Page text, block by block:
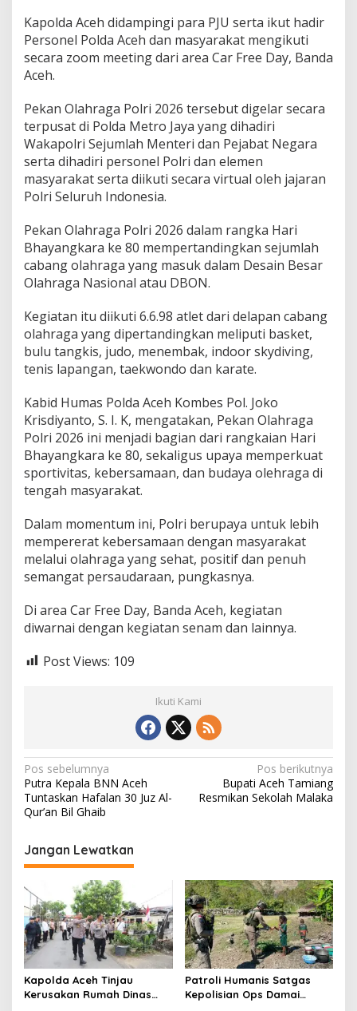
u
k
a
e
k
a
n
O
l
a
a
g
a
P
l
r
i
D
a
a
m
R
a
n
g
k
a
r
i
B
h
y
a
n
a
k
e
8
Kapolda Aceh didampingi para PJU serta ikut hadir
Personel Polda Aceh dan masyarakat mengikuti
secara zoom meeting dari area Car Free Day, Banda
Aceh.
Pekan Olahraga Polri 2026 tersebut digelar secara
terpusat di Polda Metro Jaya yang dihadiri
Wakapolri Sejumlah Menteri dan Pejabat Negara
serta dihadiri personel Polri dan elemen
masyarakat serta diikuti secara virtual oleh jajaran
Polri Seluruh Indonesia.
Pekan Olahraga Polri 2026 dalam rangka Hari
Bhayangkara ke 80 mempertandingkan sejumlah
cabang olahraga yang masuk dalam Desain Besar
Olahraga Nasional atau DBON.
Kegiatan itu diikuti 6.6.98 atlet dari delapan cabang
olahraga yang dipertandingkan meliputi basket,
bulu tangkis, judo, menembak, indoor skydiving,
tenis lapangan, taekwondo dan karate.
Kabid Humas Polda Aceh Kombes Pol. Joko
Krisdiyanto, S. I. K, mengatakan, Pekan Olahraga
Polri 2026 ini menjadi bagian dari rangkaian Hari
Bhayangkara ke 80, sekaligus upaya memperkuat
sportivitas, kebersamaan, dan budaya olehraga di
tengah masyarakat.
Dalam momentum ini, Polri berupaya untuk lebih
mempererat kebersamaan dengan masyarakat
melalui olahraga yang sehat, positif dan penuh
semangat persaudaraan, pungkasnya.
Di area Car Free Day, Banda Aceh, kegiatan
diwarnai dengan kegiatan senam dan lainnya.
Post Views: 109
Ikuti Kami
N
a
v
i
g
a
s
i
p
o
s
Pos sebelumnya
Putra Kepala BNN Aceh
Tuntaskan Hafalan 30 Juz Al-
Qur’an Bil Ghaib
Pos berikutnya
Bupati Aceh Tamiang
Resmikan Sekolah Malaka
Jangan Lewatkan
Kapolda Aceh Tinjau
Kerusakan Rumah Dinas
Patroli Humanis Satgas
Kepolisian Ops Damai